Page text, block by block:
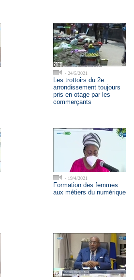
- 24/5/2021
Les trottoirs du 2e
arrondissement toujours
pris en otage par les
commerçants
- 19/4/2021
Formation des femmes
aux métiers du numérique